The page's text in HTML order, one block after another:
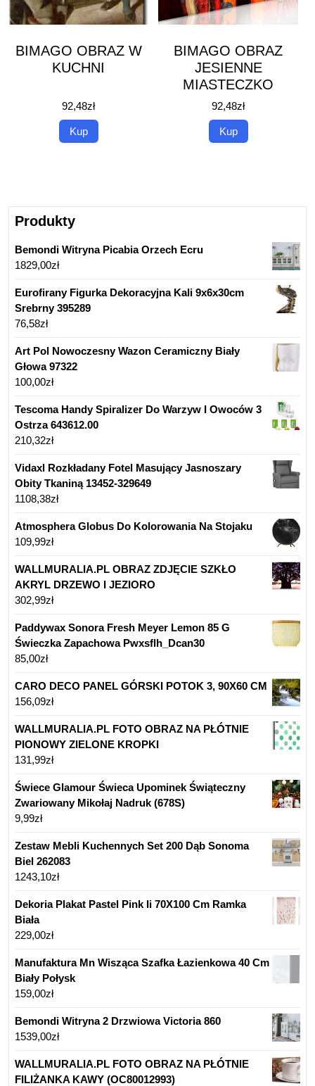
BIMAGO OBRAZ W
KUCHNI
92,48zł
Kup
BIMAGO OBRAZ
JESIENNE
MIASTECZKO
92,48zł
Kup
Produkty
Bemondi Witryna Picabia Orzech Ecru
1829,00zł
Eurofirany Figurka Dekoracyjna Kali 9x6x30cm
Srebrny 395289
76,58zł
Art Pol Nowoczesny Wazon Ceramiczny Biały
Głowa 97322
100,00zł
Tescoma Handy Spiralizer Do Warzyw I Owoców 3
Ostrza 643612.00
210,32zł
Vidaxl Rozkładany Fotel Masujący Jasnoszary
Obity Tkaniną 13452-329649
1108,38zł
Atmosphera Globus Do Kolorowania Na Stojaku
109,99zł
WALLMURALIA.PL OBRAZ ZDJĘCIE SZKŁO
AKRYL DRZEWO I JEZIORO
302,99zł
Paddywax Sonora Fresh Meyer Lemon 85 G
Świeczka Zapachowa Pwxsflh_Dcan30
85,00zł
CARO DECO PANEL GÓRSKI POTOK 3, 90X60 CM
156,09zł
WALLMURALIA.PL FOTO OBRAZ NA PŁÓTNIE
PIONOWY ZIELONE KROPKI
131,99zł
Świece Glamour Świeca Upominek Świąteczny
Zwariowany Mikołaj Nadruk (678S)
9,99zł
Zestaw Mebli Kuchennych Set 200 Dąb Sonoma
Biel 262083
1243,10zł
Dekoria Plakat Pastel Pink Ii 70X100 Cm Ramka
Biała
229,00zł
Manufaktura Mn Wisząca Szafka Łazienkowa 40 Cm
Biały Połysk
159,00zł
Bemondi Witryna 2 Drzwiowa Victoria 860
1539,00zł
WALLMURALIA.PL FOTO OBRAZ NA PŁÓTNIE
FILIŻANKA KAWY (OC80012993)